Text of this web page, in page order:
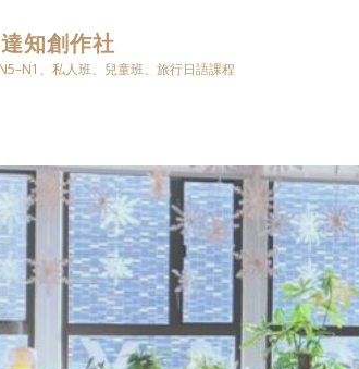
知創作社
、私人班、兒童班、旅行日語課程